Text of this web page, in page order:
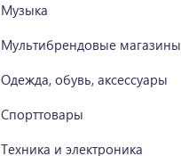
Музыка
Мультибрендовые магазины
Одежда, обувь, аксессуары
Спорттовары
Техника и электроника